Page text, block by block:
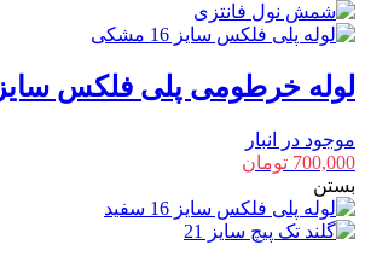
لوله خرطومی پلی فلکس سایز 16
موجود در انبار
700,000 تومان
بستن